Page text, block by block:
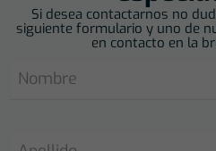
Si desea contactarnos no
siguiente formulario y uno de
en contacto en la